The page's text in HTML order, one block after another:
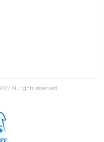
All rights reserved.